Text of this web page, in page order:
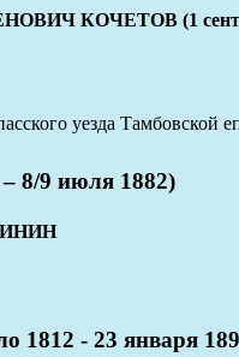
КОЧЕТОВ (1
уезда Тамбовской
9 июля 1882)
- 23 января